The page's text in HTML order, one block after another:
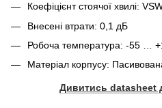
Коефіцієнт стоячої хвилі:
Внесені втрати: 0,1 дБ
Робоча температура: -55 …
Матеріал корпусу:
Дивитись datasheet